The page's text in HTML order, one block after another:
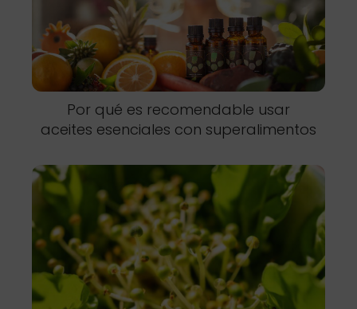
Por qué es recomendable usar
aceites esenciales con superalimentos